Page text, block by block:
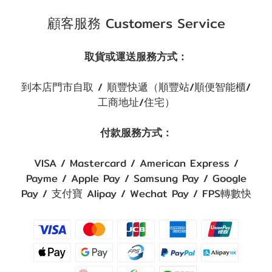
顧客服務 Customers Service
取貨或運送服務方式：
到本店門市自取 / 順豐快遞（順豐站/順便智能櫃/
工商地址/住宅）
付款服務方式：
VISA / Mastercard / American Express /
Payme / Apple Pay / Samsung Pay / Google
Pay / 支付寶 Alipay / Wechat Pay / FPS轉數快